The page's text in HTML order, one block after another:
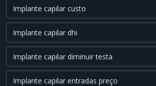
Implante capilar custo
Implante capilar dhi
Implante capilar diminuir testa
Implante capilar entradas preço